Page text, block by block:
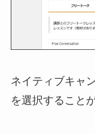
ネイティブキャ
を選択すること